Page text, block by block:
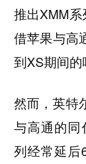
推出XMM系
借苹果与高
到XS期间的
然而，英特
与高通的同
列经常延后